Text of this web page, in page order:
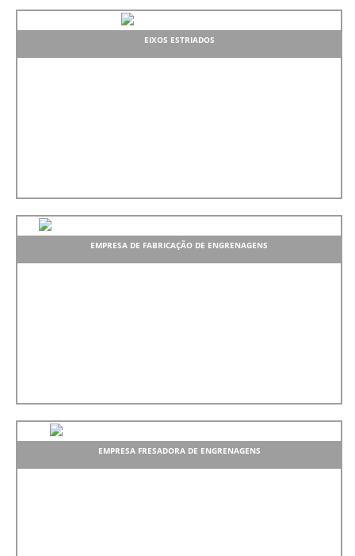
EIXOS ESTRIADOS
EMPRESA DE FABRICAÇÃO DE ENGRENAGENS
EMPRESA FRESADORA DE ENGRENAGENS